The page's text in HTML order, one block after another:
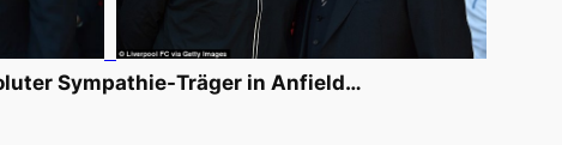
Sympathie-Träger in Anfield…